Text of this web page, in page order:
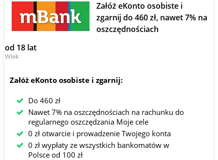
Załóż eKonto osobiste i
zgarnij do 460 zł, nawet 7% na
oszczędnościach
od 18 lat
Wiek
Załóż eKonto osobiste i zgarnij:
Do 460 zł
Nawet 7% na oszczędnościach na rachunku do
regularnego oszczędzania Moje cele
0 zł otwarcie i prowadzenie Twojego konta
0 zł wypłaty ze wszystkich bankomatów w
Polsce od 100 zł